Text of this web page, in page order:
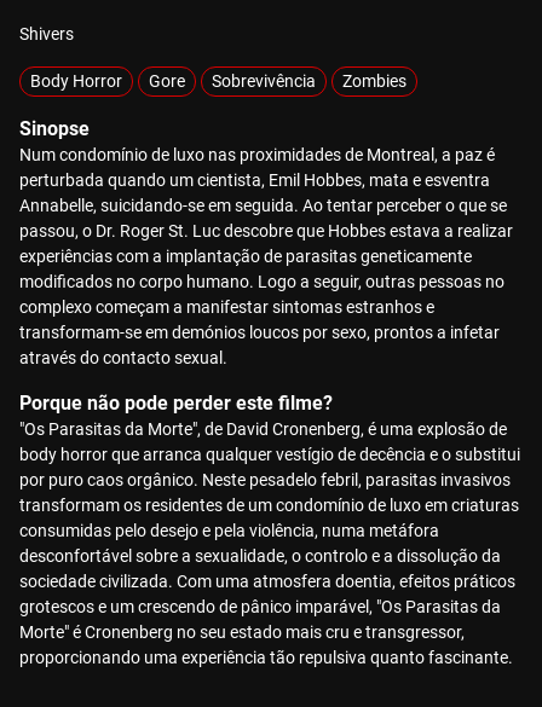
Shivers
Body Horror Gore Sobrevivência Zombies
Sinopse
Num condomínio de luxo nas proximidades de Montreal, a paz é
perturbada quando um cientista, Emil Hobbes, mata e esventra
Annabelle, suicidando-se em seguida. Ao tentar perceber o que se
passou, o Dr. Roger St. Luc descobre que Hobbes estava a realizar
experiências com a implantação de parasitas geneticamente
modificados no corpo humano. Logo a seguir, outras pessoas no
complexo começam a manifestar sintomas estranhos e
transformam-se em demónios loucos por sexo, prontos a infetar
através do contacto sexual.
Porque não pode perder este filme?
"Os Parasitas da Morte", de David Cronenberg, é uma explosão de
body horror que arranca qualquer vestígio de decência e o substitui
por puro caos orgânico. Neste pesadelo febril, parasitas invasivos
transformam os residentes de um condomínio de luxo em criaturas
consumidas pelo desejo e pela violência, numa metáfora
desconfortável sobre a sexualidade, o controlo e a dissolução da
sociedade civilizada. Com uma atmosfera doentia, efeitos práticos
grotescos e um crescendo de pânico imparável, "Os Parasitas da
Morte" é Cronenberg no seu estado mais cru e transgressor,
proporcionando uma experiência tão repulsiva quanto fascinante.